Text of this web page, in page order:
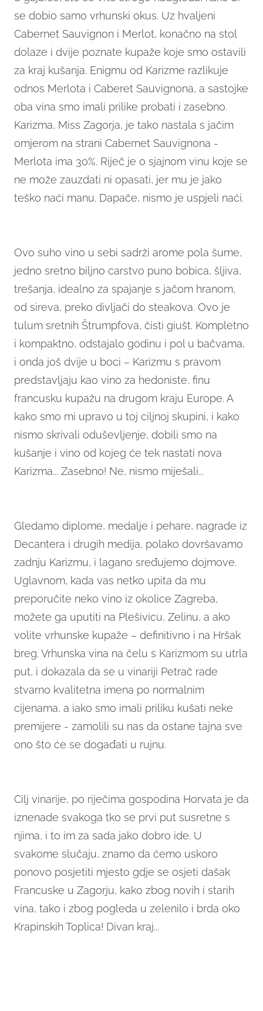
se dobio samo vrhunski okus. Uz hvaljeni
Cabernet Sauvignon i Merlot, konačno na stol
dolaze i dvije poznate kupaže koje smo ostavili
za kraj kušanja. Enigmu od Karizme razlikuje
odnos Merlota i Caberet Sauvignona, a sastojke
oba vina smo imali prilike probati i zasebno.
Karizma, Miss Zagorja, je tako nastala s jačim
omjerom na strani Cabernet Sauvignona -
Merlota ima 30%. Riječ je o sjajnom vinu koje se
ne može zauzdati ni opasati, jer mu je jako
teško naći manu. Dapače, nismo je uspjeli naći.
Ovo suho vino u sebi sadrži arome pola šume,
jedno sretno biljno carstvo puno bobica, šljiva,
trešanja, idealno za spajanje s jačom hranom,
od sireva, preko divljači do steakova. Ovo je
tulum sretnih Štrumpfova, čisti giušt. Kompletno
i kompaktno, odstajalo godinu i pol u bačvama,
i onda još dvije u boci – Karizmu s pravom
predstavljaju kao vino za hedoniste, finu
francusku kupažu na drugom kraju Europe. A
kako smo mi upravo u toj ciljnoj skupini, i kako
nismo skrivali oduševljenje, dobili smo na
kušanje i vino od kojeg će tek nastati nova
Karizma... Zasebno! Ne, nismo miješali...
Gledamo diplome, medalje i pehare, nagrade iz
Decantera i drugih medija, polako dovršavamo
zadnju Karizmu, i lagano sređujemo dojmove.
Uglavnom, kada vas netko upita da mu
preporučite neko vino iz okolice Zagreba,
možete ga uputiti na Plešivicu, Zelinu, a ako
volite vrhunske kupaže – definitivno i na Hršak
breg. Vrhunska vina na čelu s Karizmom su utrla
put, i dokazala da se u vinariji Petrač rade
stvarno kvalitetna imena po normalnim
cijenama, a iako smo imali priliku kušati neke
premijere - zamolili su nas da ostane tajna sve
ono što će se događati u rujnu.
Cilj vinarije, po riječima gospodina Horvata je da
iznenade svakoga tko se prvi put susretne s
njima, i to im za sada jako dobro ide. U
svakome slučaju, znamo da ćemo uskoro
ponovo posjetiti mjesto gdje se osjeti dašak
Francuske u Zagorju, kako zbog novih i starih
vina, tako i zbog pogleda u zelenilo i brda oko
Krapinskih Toplica! Divan kraj...